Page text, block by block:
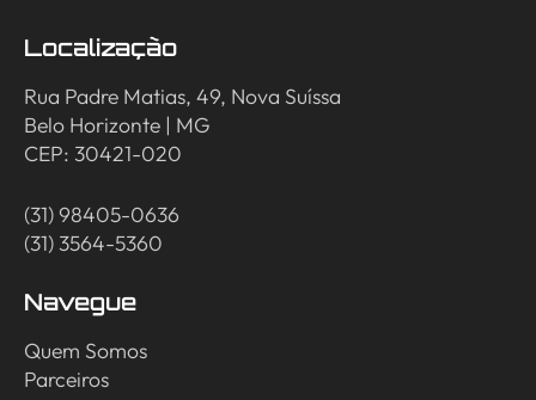
Localização
Rua Padre Matias, 49, Nova Suíssa
Belo Horizonte | MG
CEP: 30421-020
(31) 98405-0636
(31) 3564-5360
Navegue
Quem Somos
Parceiros